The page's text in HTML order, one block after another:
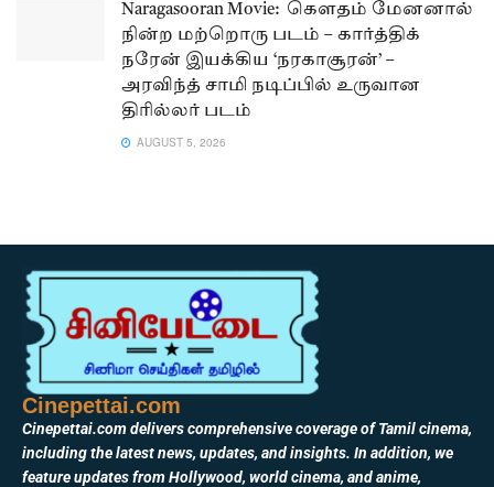
Naragasooran Movie: கௌதம் மேனனால்
நின்ற மற்றொரு படம் – கார்த்திக்
நரேன் இயக்கிய ‘நரகாசூரன்’ –
அரவிந்த் சாமி நடிப்பில் உருவான
திரில்லர் படம்
AUGUST 5, 2026
Cinepettai.com
Cinepettai.com delivers comprehensive coverage of Tamil cinema,
including the latest news, updates, and insights. In addition, we
feature updates from Hollywood, world cinema, and anime,